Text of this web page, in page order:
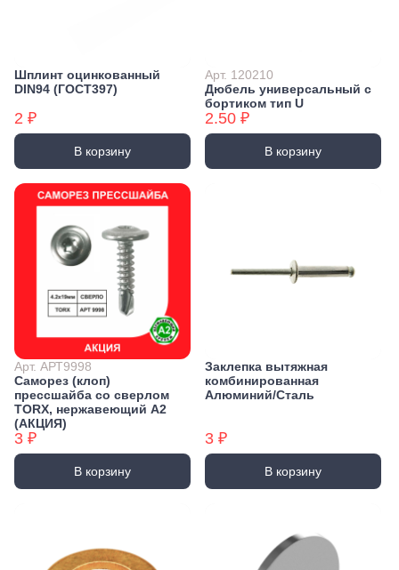
Шплинт оцинкованный
DIN94 (ГОСТ397)
2 ₽
В корзину
Арт. 120210
Дюбель универсальный с
бортиком тип U
2.50 ₽
В корзину
Арт. АРТ9998
Саморез (клоп)
прессшайба со сверлом
TORX, нержавеющий А2
(АКЦИЯ)
3 ₽
В корзину
Заклепка вытяжная
комбинированная
Алюминий/Сталь
3 ₽
В корзину